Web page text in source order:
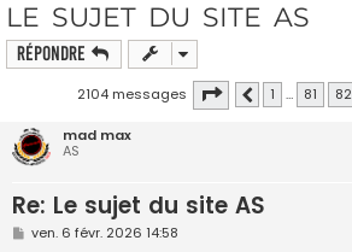
LE SUJET DU SITE AS
Répondre
2104 messages Page 85 sur85
Précédente
1 … 81 82
mad max
AS
Re: Le sujet du site AS
M
ven. 6 févr. 2026 14:58